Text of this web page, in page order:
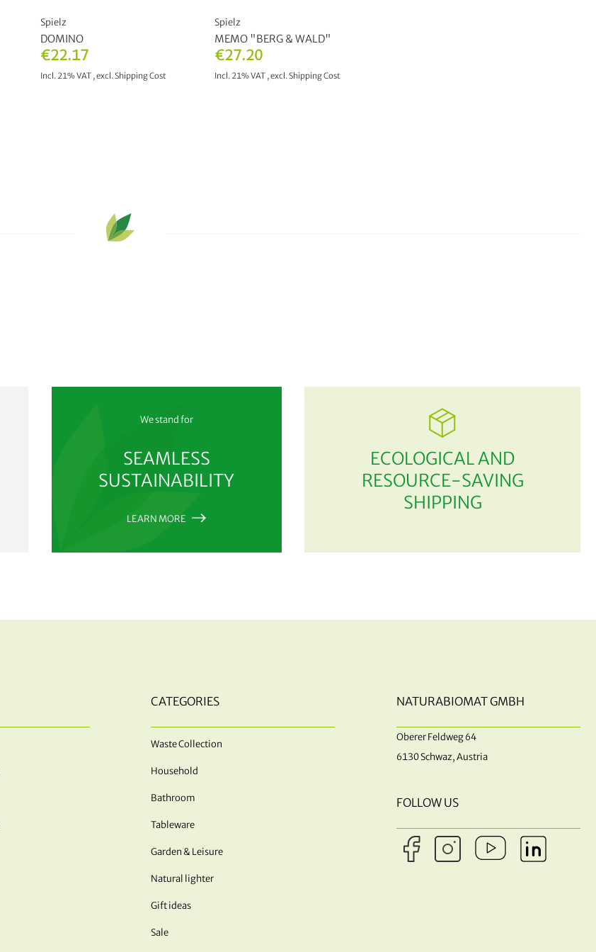
€22.17
Incl. 21% VAT ,excl.Shipping Cost
Spielz
DOMINO
€27.20
Incl. 21% VAT ,excl.Shipping Cost
Spielz
MEMO "BERG & WALD"
We stand for
SEAMLESS
SUSTAINABILITY
LEARN MORE
ECOLOGICAL AND
RESOURCE-SAVING
SHIPPING
CATEGORIES
Waste Collection
Household
Bathroom
Tableware
Garden & Leisure
Natural lighter
Gift ideas
Sale
NATURABIOMAT GMBH
Oberer Feldweg 64
6130 Schwaz, Austria
FOLLOW US